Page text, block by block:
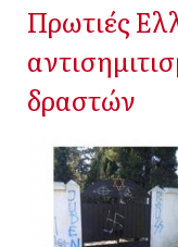
Πρωτιές
δραστών